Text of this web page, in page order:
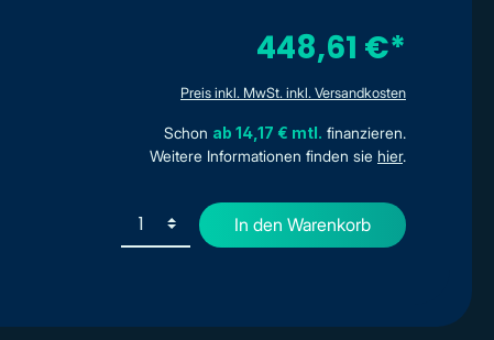
448,61 €*
Preis inkl. MwSt. inkl. Versandkosten
Schon ab 14,17 € mtl. finanzieren.
Weitere Informationen finden sie hier.
In den Warenkorb